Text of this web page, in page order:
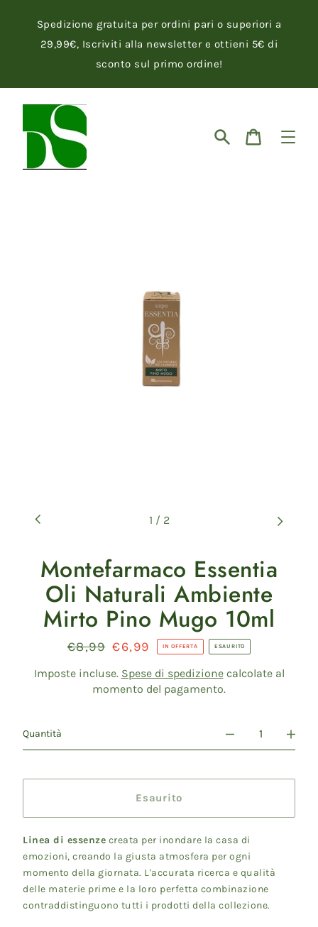
direttamente
contenuti
Spedizione gratuita per ordini pari o superiori a
29,99€, Iscriviti alla newsletter e ottieni 5€ di
sconto sul primo ordine!
1 / 2
Montefarmaco Essentia
Oli Naturali Ambiente
Mirto Pino Mugo 10ml
Prezzo
listino
€8,99 Prezzo
scontato
€6,99 IN OFFERTA ESAURITO
Imposte incluse. Spese di spedizionecalcolate al
momento del pagamento.
Quantità
Esaurito
Linea di essenze creata per inondare la casa di
emozioni, creando la giusta atmosfera per ogni
momento della giornata. L'accurata ricerca e qualità
delle materie prime e la loro perfetta combinazione
contraddistinguono tutti i prodotti della collezione.